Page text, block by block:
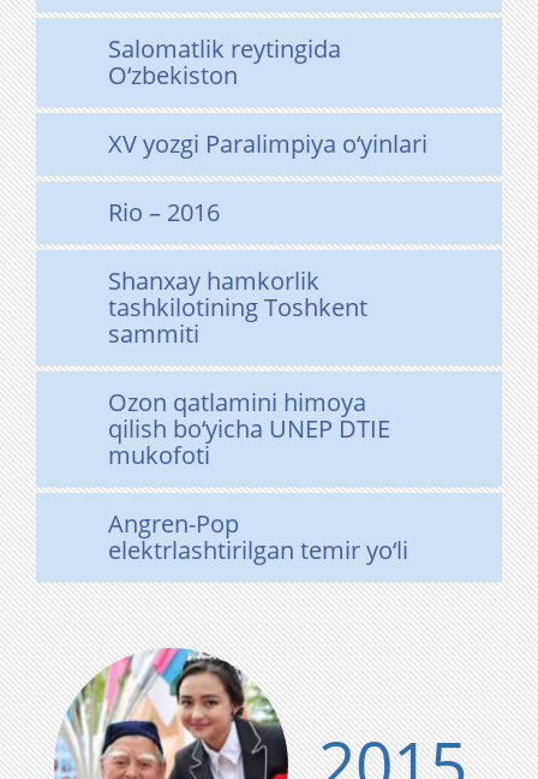
Salomatlik reytingida
O‘zbekiston
XV yozgi Paralimpiya o‘yinlari
Rio – 2016
Shanxay hamkorlik
tashkilotining Toshkent
sammiti
Ozon qatlamini himoya
qilish bo‘yicha UNEP DTIE
mukofoti
Angren-Pop
elektrlashtirilgan temir yo‘li